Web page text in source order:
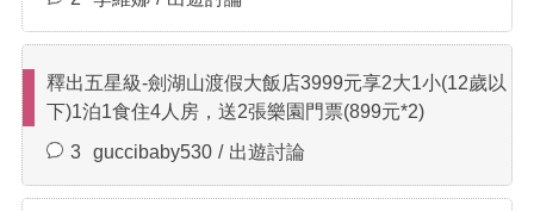
釋出五星級-劍湖山渡假大飯店3999元享2大1小(12歲以
下)1泊1食住4人房，送2張樂園門票(899元*2)
3
guccibaby530 出遊討論